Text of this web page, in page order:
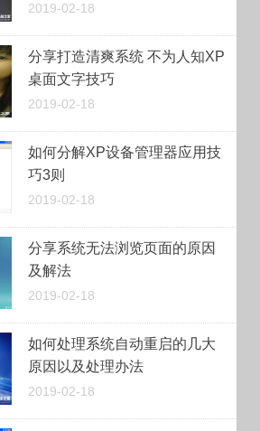
2019-02-18
分享打造清爽系统 不为人知XP
桌面文字技巧
2019-02-18
如何分解XP设备管理器应用技
巧3则
2019-02-18
分享系统无法浏览页面的原因
及解法
2019-02-18
如何处理系统自动重启的几大
原因以及处理办法
2019-02-18